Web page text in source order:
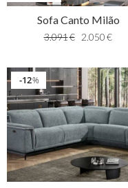
Sofa Canto Milão
3.091€ 2.050€
%
12